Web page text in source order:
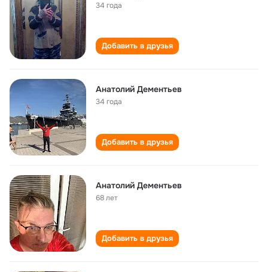
34 года
Добавить в друзья
Анатолий Дементьев
34 года
Добавить в друзья
Анатолий Дементьев
68 лет
Добавить в друзья